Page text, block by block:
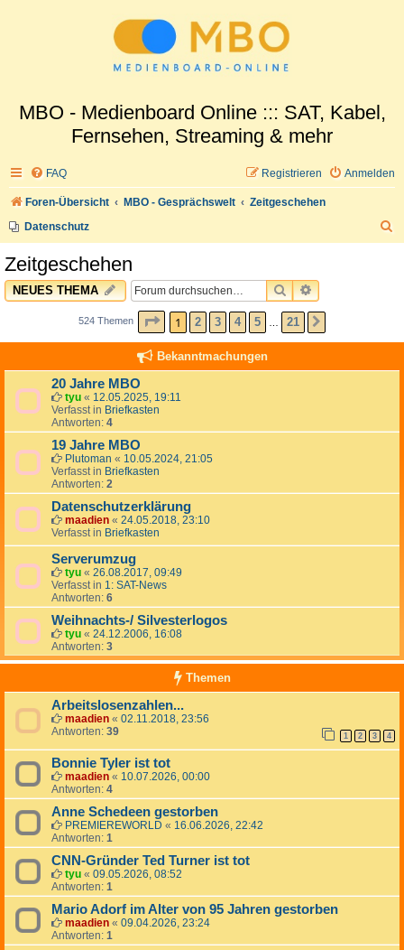
MBO - Medienboard Online ::: SAT, Kabel,
Fernsehen, Streaming & mehr
FAQ Anmelden
Registrieren
Foren-Übersicht MBO - Gesprächswelt
Zeitgeschehen
Datenschutz
Zeitgeschehen
NEUES THEMA SUCHEERWEITERTE
524 Themen SEITE1 VON21
1 2 3 4 5 21
Bekanntmachungen
20 Jahre MBO
tyu « 12.05.2025, 19:11
Verfasst in Briefkasten
Antworten: 4
19 Jahre MBO
Plutoman « 10.05.2024, 21:05
Verfasst in Briefkasten
Antworten: 2
Datenschutzerklärung
maadien « 24.05.2018, 23:10
Verfasst in Briefkasten
Serverumzug
tyu « 26.08.2017, 09:49
Verfasst in 1: SAT-News
Antworten: 6
Weihnachts-/ Silvesterlogos
tyu « 24.12.2006, 16:08
Antworten: 3
Themen
Arbeitslosenzahlen...
maadien « 02.11.2018, 23:56
Antworten: 39 1 2 3 4
Bonnie Tyler ist tot
maadien « 10.07.2026, 00:00
Antworten: 4
Anne Schedeen gestorben
PREMIEREWORLD « 16.06.2026, 22:42
Antworten: 1
CNN-Gründer Ted Turner ist tot
tyu « 09.05.2026, 08:52
Antworten: 1
Mario Adorf im Alter von 95 Jahren gestorben
maadien « 09.04.2026, 23:24
Antworten: 1